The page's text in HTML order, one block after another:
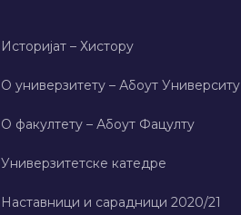
Историјат – Хисторy
О универзитету – Абоут Университy
О факултету – Абоут Фацултy
Универзитетске катедре
Наставници и сарадници 2020/21